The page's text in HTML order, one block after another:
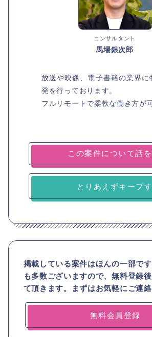
コンサルタント
馬場銀次郎
放送や映像、電子書籍の業界に
発を行っております。
フルリモートで柔軟な働き方が
とりあえずキープ
掲載している案件はほんの一部で
も多数ございますので、無料登録
て頂きます。まずはお気軽にご連絡
無料会員登録